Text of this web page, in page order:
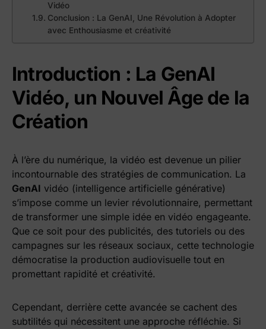
Vidéo
Conclusion : La GenAI, Une Révolution à Adopter
avec Enthousiasme et créativité
Introduction : La GenAI
Vidéo, un Nouvel Âge de la
Création
À l’ère du numérique, la vidéo est devenue un pilier
incontournable des stratégies de communication. La
GenAI vidéo (intelligence artificielle générative)
s’impose comme un levier révolutionnaire, permettant
de transformer une simple idée en vidéo engageante.
Que ce soit pour des publicités, des tutoriels ou des
campagnes sur les réseaux sociaux, cette technologie
démocratise la production audiovisuelle tout en
promettant rapidité et créativité.
Cependant, derrière cette avancée se cachent des
subtilités qui nécessitent une approche réfléchie. Si